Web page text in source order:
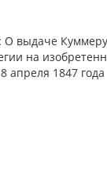
О выдаче
на
апреля 1847 года